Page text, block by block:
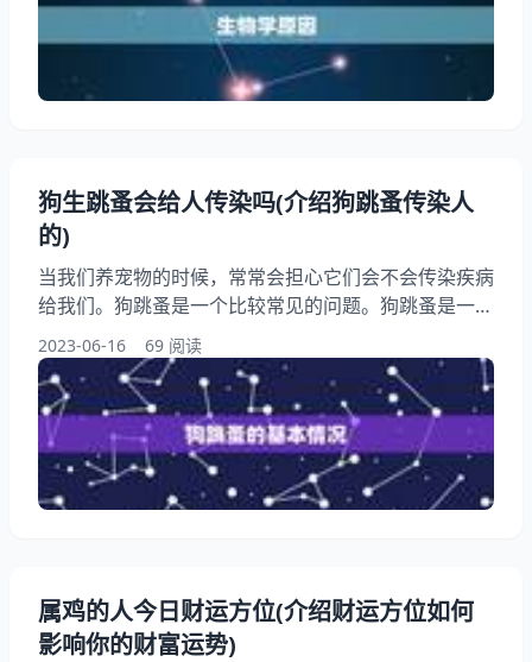
题的原因和解决方法。 一、生物学原因 马和狗是两种
不同的物种，它们在生物学上存在着很大的区别。它们
的身体构造不同。马是一种大型的草食性动物，它的身
体高大，腿长
狗生跳蚤会给人传染吗(介绍狗跳蚤传染人
的)
当我们养宠物的时候，常常会担心它们会不会传染疾病
给我们。狗跳蚤是一个比较常见的问题。狗跳蚤是一种
寄生在狗身上的小昆虫，它们会吸血，导致狗身上出现
瘙痒和皮肤病。狗跳蚤会不会传染给人呢？本文将从多
个角度来介绍这个问题。 一、狗跳蚤的基本情况 狗跳
蚤是一种寄生在狗身上的小昆虫，它们通常会在狗的皮
肤上寻找血液来吸食。狗跳蚤的寿命很短，只有2-3周
左右，但它们繁殖很强，一只雌蚤每天可以产下20-30
颗卵
2023-06-16 69 阅读
属鸡的人今日财运方位(介绍财运方位如何
影响你的财富运势)